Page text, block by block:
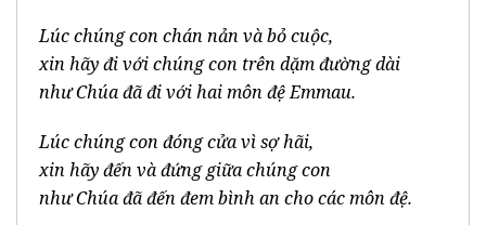
Lúc chúng con chán nản và bỏ cuộc,
xin hãy đi với chúng con trên dặm đường dài
như Chúa đã đi với hai môn đệ Emmau.
Lúc chúng con đóng cửa vì sợ hãi,
xin hãy đến và đứng giữa chúng con
như Chúa đã đến đem bình an cho các môn đệ.